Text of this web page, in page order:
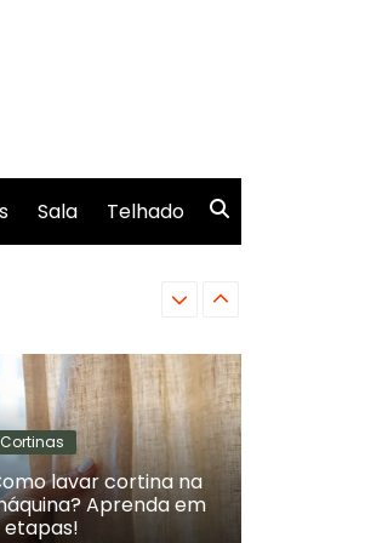
Sala Telhado
Como escolher
Cortinas
lavar cortina na
Aprenda em
etapas!